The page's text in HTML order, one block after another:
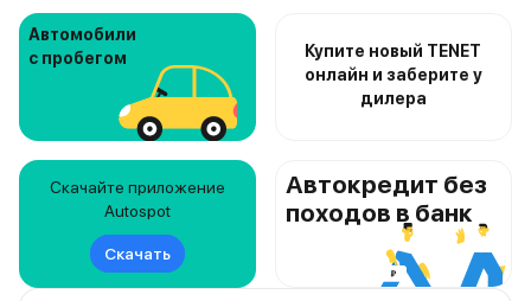
Автомобили
с пробегом
Купите новый TENET
онлайн и заберите у
дилера
Скачайте приложение
Autospot
Скачать
Автокредит без
походов в банк